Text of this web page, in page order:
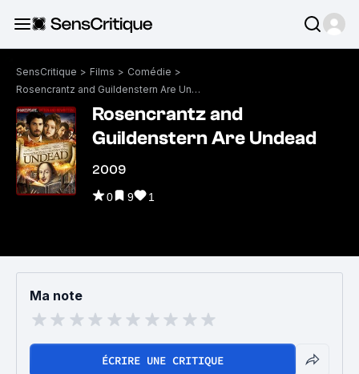
SensCritique > Films > Comédie >
Rosencrantz and Guildenstern Are Undead
Rosencrantz and
Guildenstern Are Undead
2009
0 9 1
Ma note
ÉCRIRE UNE CRITIQUE